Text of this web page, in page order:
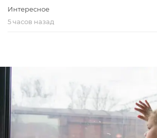
Интересное
5 часов назад